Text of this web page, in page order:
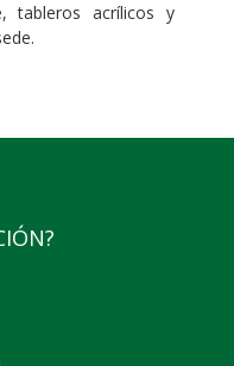
tableros acrílicos y